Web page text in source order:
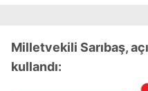
Milletvekili Sarıbaş,
kullandı: